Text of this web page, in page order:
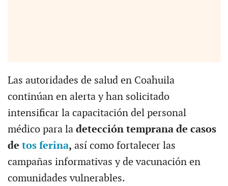
Las autoridades de salud en Coahuila
continúan en alerta y han solicitado
intensificar la capacitación del personal
médico para la detección temprana de casos
de tos ferina, así como fortalecer las
campañas informativas y de vacunación en
comunidades vulnerables.